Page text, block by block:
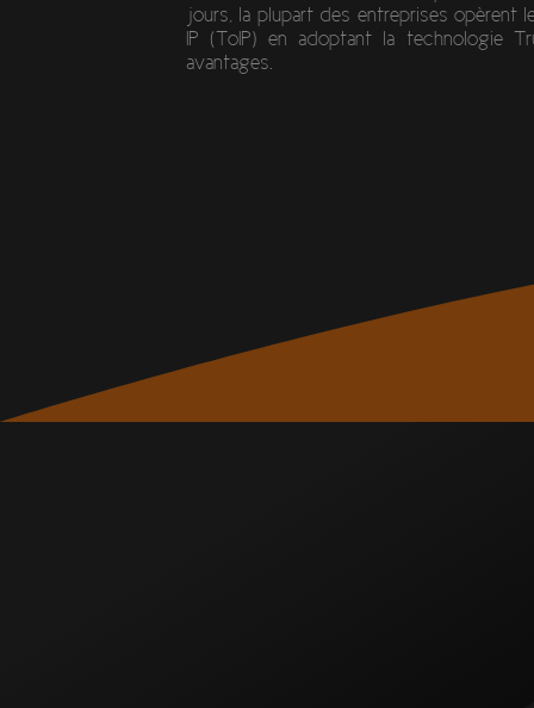
jours, la plupart des entreprises opèrent
IP (ToIP) en adoptant la technologie
avantages.